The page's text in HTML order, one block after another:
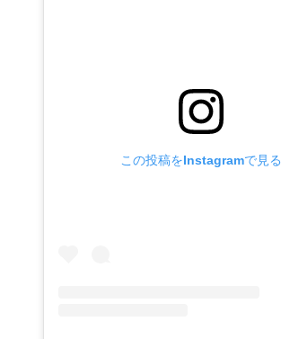
この投稿をInstagramで見る